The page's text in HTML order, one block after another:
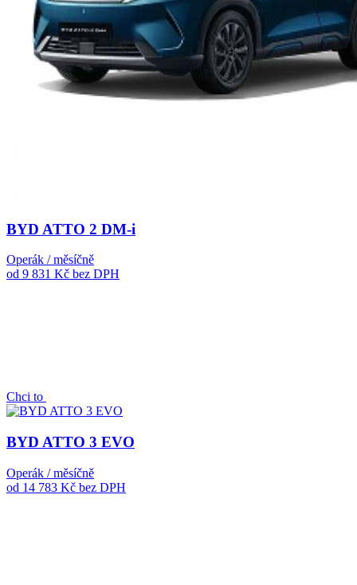
BYD ATTO 2 DM-i
Operák / měsíčně
od 9 831 Kč bez DPH
Chci to
BYD ATTO 3 EVO
Operák / měsíčně
od 14 783 Kč bez DPH